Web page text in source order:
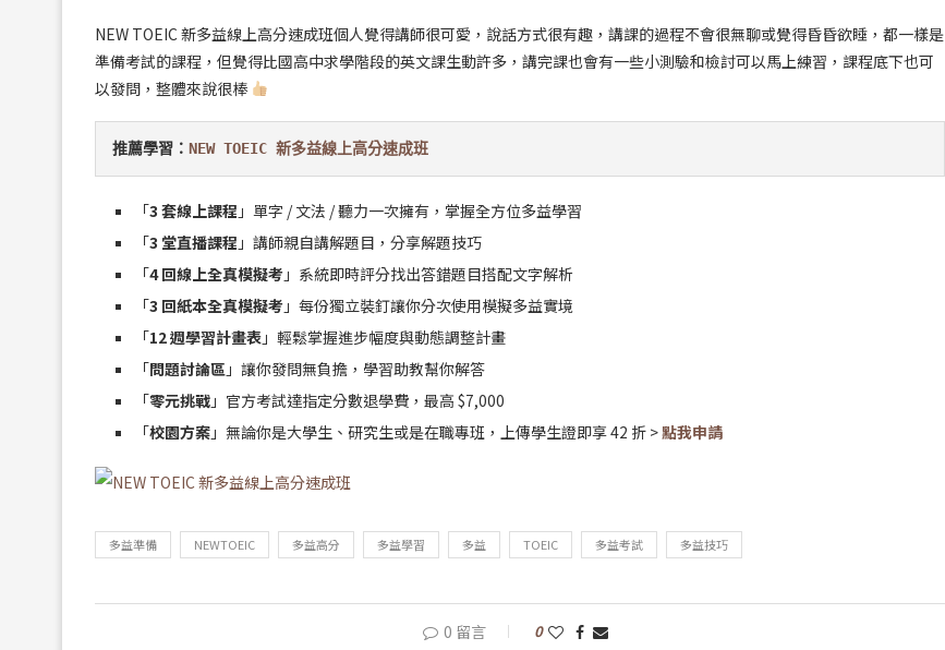
NEW TOEIC 新多益線上高分速成班個人覺得講師很可愛，說話方式很有趣，講課的過程不會很無聊或覺得昏昏欲睡，都一樣是
準備考試的課程，但覺得比國高中求學階段的英文課生動許多，講完課也會有一些小測驗和檢討可以馬上練習，課程底下也可
以發問，整體來說很棒
推薦學習： NEW TOEIC 新多益線上高分速成班
「3 套線上課程 」單字 / 文法 / 聽力一次擁有，掌握全方位多益學習
「3 堂直播課程 」講師親自講解題目，分享解題技巧
「4 回線上全真模擬考 」系統即時評分找出答錯題目搭配文字解析
「3 回紙本全真模擬考 」每份獨立裝釘讓你分次使用模擬多益實境
「12 週學習計畫表 」輕鬆掌握進步幅度與動態調整計畫
「問題討論區 」讓你發問無負擔，學習助教幫你解答
「零元挑戰 」官方考試達指定分數退學費，最高 $7,000
「校園方案 」無論你是大學生、研究生或是在職專班，上傳學生證即享 42 折 >點我申請
多益準備 NEWTOEIC 多益高分 多益學習 多益 TOEIC 多益考試 多益技巧
0 留言 0